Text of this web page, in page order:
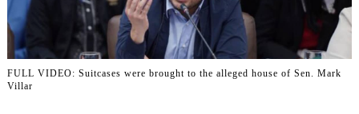
FULL VIDEO: Suitcases were brought to the alleged house of Sen. Mark
Villar